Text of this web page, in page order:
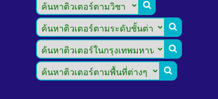



